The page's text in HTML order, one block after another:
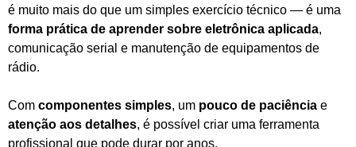
é muito mais do que um simples exercício técnico — é uma
forma prática de aprender sobre eletrônica aplicada,
comunicação serial e manutenção de equipamentos de
rádio.
Com componentes simples, um pouco de paciência e
atenção aos detalhes, é possível criar uma ferramenta
profissional que pode durar por anos.